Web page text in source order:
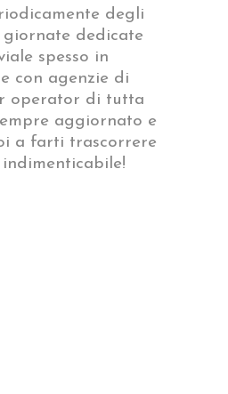
degli
giornate dedicate
spesso in
con agenzie di
operator di tutta
aggiornato e
a farti trascorrere